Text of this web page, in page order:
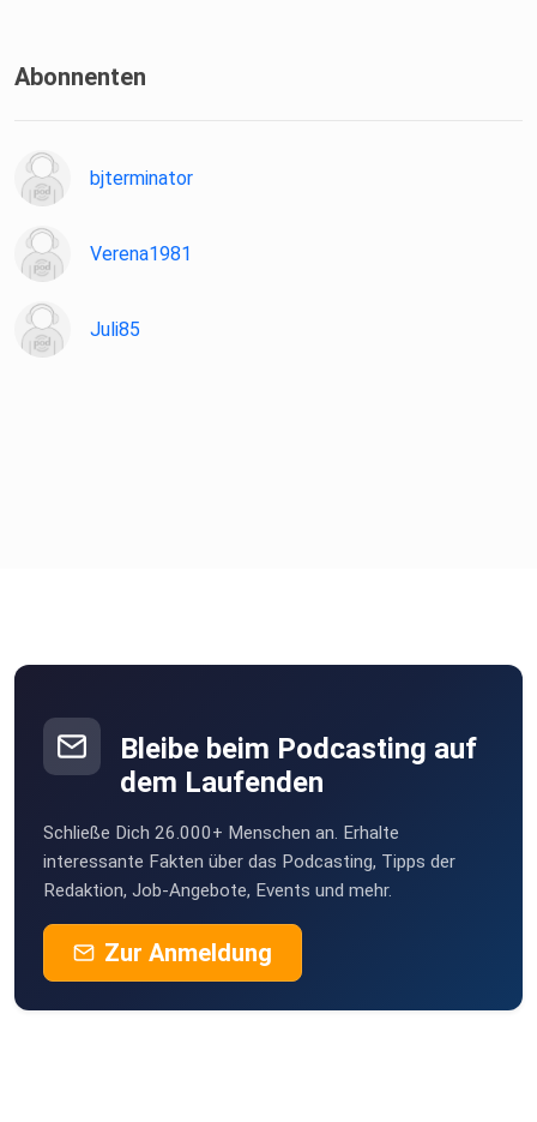
Abonnenten
bjterminator
Verena1981
Juli85
Bleibe beim Podcasting auf
dem Laufenden
Schließe Dich 26.000+ Menschen an. Erhalte
interessante Fakten über das Podcasting, Tipps der
Redaktion, Job-Angebote, Events und mehr.
Zur Anmeldung